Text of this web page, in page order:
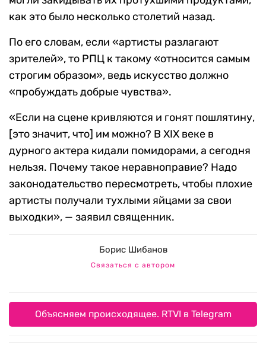
как это было несколько столетий назад.
По его словам, если «артисты разлагают
зрителей», то РПЦ к такому «относится самым
строгим образом», ведь искусство должно
«пробуждать добрые чувства».
«Если на сцене кривляются и гонят пошлятину,
[это значит, что] им можно? В XIX веке в
дурного актера кидали помидорами, а сегодня
нельзя. Почему такое неравноправие? Надо
законодательство пересмотреть, чтобы плохие
артисты получали тухлыми яйцами за свои
выходки», — заявил священник.
Борис Шибанов
Связаться с автором
Объясняем происходящее. RTVI в Telegram